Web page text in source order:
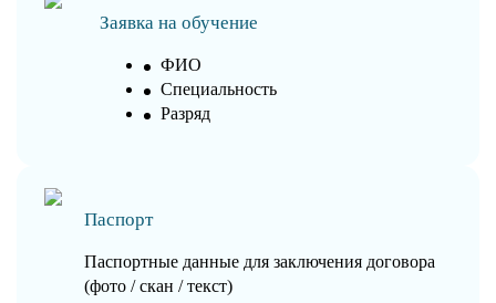
Заявка на обучение
ФИО
Специальность
Разряд
Паспорт
Паспортные данные для заключения договора
(фото / скан / текст)